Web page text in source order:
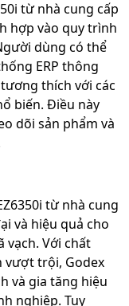
từ nhà cung cấp
hợp vào quy trình
dùng có thể
ERP thông
thích với các
biến. Điều này
dõi sản phẩm và
từ nhà cung
và hiệu quả cho
vạch. Với chất
vượt trội, Godex
và gia tăng hiệu
nghiệp. Tuy